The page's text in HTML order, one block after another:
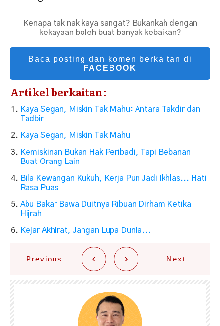
Kenapa tak nak kaya sangat? Bukankah dengan
kekayaan boleh buat banyak kebaikan?
Baca posting dan komen berkaitan di
FACEBOOK
Artikel berkaitan:
Kaya Segan, Miskin Tak Mahu: Antara Takdir dan
Tadbir
Kaya Segan, Miskin Tak Mahu
Kemiskinan Bukan Hak Peribadi, Tapi Bebanan
Buat Orang Lain
Bila Kewangan Kukuh, Kerja Pun Jadi Ikhlas... Hati
Rasa Puas
Abu Bakar Bawa Duitnya Ribuan Dirham Ketika
Hijrah
Kejar Akhirat, Jangan Lupa Dunia...
Previous Next